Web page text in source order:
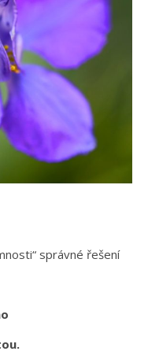
správné řešení